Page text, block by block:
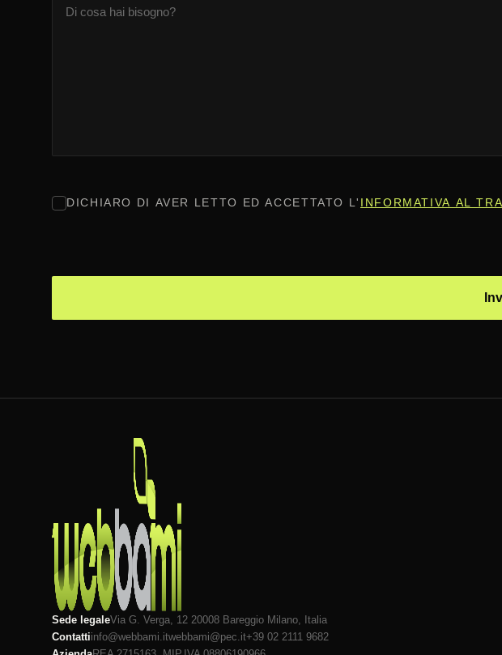
CONSENSO*
DICHIARO DI AVER LETTO ED ACCETTATO L' INFORMATIVA AL
Sede legaleVia G. Verga, 12 20008 Bareggio Milano , Italia
Contattiinfo@webbami.itwebbami@pec.it+39 02 2111 9682